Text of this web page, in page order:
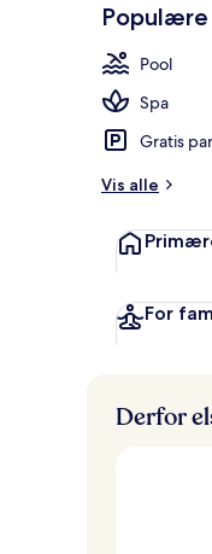
Pool
Spa
Gratis
Vis alle
For
Derfor